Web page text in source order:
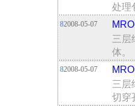
处理
82008-05-07
三层
体。
82008-05-07
三层
切穿